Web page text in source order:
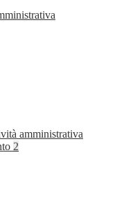
amministrativa
2